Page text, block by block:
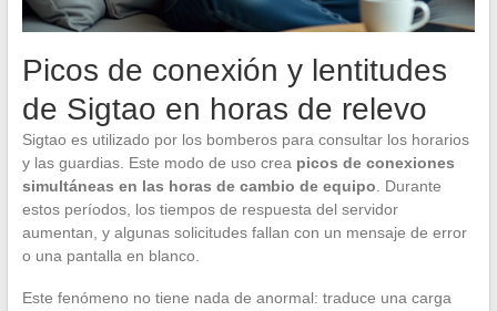
Picos de conexión y lentitudes
de Sigtao en horas de relevo
Sigtao es utilizado por los bomberos para consultar los horarios
y las guardias. Este modo de uso crea picos de conexiones
simultáneas en las horas de cambio de equipo. Durante
estos períodos, los tiempos de respuesta del servidor
aumentan, y algunas solicitudes fallan con un mensaje de error
o una pantalla en blanco.
Este fenómeno no tiene nada de anormal: traduce una carga